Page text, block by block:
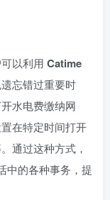
以利用 Catime
忘错过重要时
水电费缴纳网
在特定时间打开
通过这种方式，
中的各种事务，提